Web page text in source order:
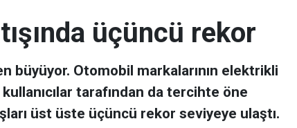
üçüncü rekor
büyüyor. Otomobil markalarının elektrikli
tarafından da tercihte öne
üst üste üçüncü rekor seviyeye ulaştı.